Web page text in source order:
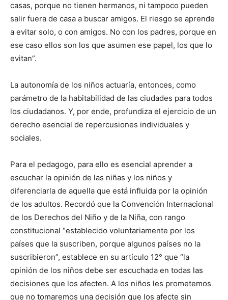
casas, porque no tienen hermanos, ni tampoco pueden
salir fuera de casa a buscar amigos. El riesgo se aprende
a evitar solo, o con amigos. No con los padres, porque en
ese caso ellos son los que asumen ese papel, los que lo
evitan”.
La autonomía de los niños actuaría, entonces, como
parámetro de la habitabilidad de las ciudades para todos
los ciudadanos. Y, por ende, profundiza el ejercicio de un
derecho esencial de repercusiones individuales y
sociales.
Para el pedagogo, para ello es esencial aprender a
escuchar la opinión de las niñas y los niños y
diferenciarla de aquella que está influida por la opinión
de los adultos. Recordó que la Convención Internacional
de los Derechos del Niño y de la Niña, con rango
constitucional “establecido voluntariamente por los
países que la suscriben, porque algunos países no la
suscribieron”, establece en su artículo 12° que “la
opinión de los niños debe ser escuchada en todas las
decisiones que los afecten. A los niños les prometemos
que no tomaremos una decisión que los afecte sin